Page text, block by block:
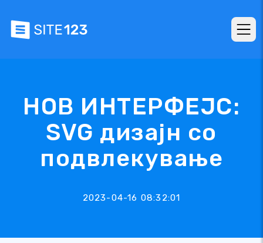
НОВ ИНТЕРФЕЈС:
SVG дизајн со
подвлекување
2023-04-16 08:32:01